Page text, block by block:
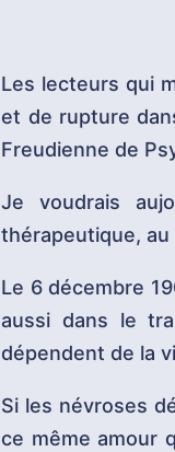
Les lecteurs qui
et de rupture
Freudienne de
Je voudrais
thérapeutique, au
Le 6 décembre
aussi dans le
dépendent de la
Si les névroses
ce même amour